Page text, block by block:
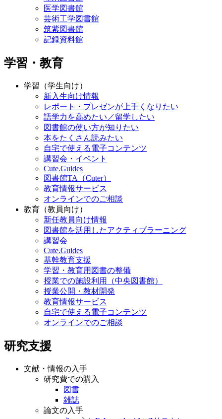
医学図書館
芸術工学図書館
筑紫図書館
記録資料館
学習・教育
学習（学生向け）
新入生向け情報
レポート・プレゼンが上手くなりたい
語学力を高めたい／留学したい
図書館の使い方が知りたい
本をたくさん読みたい
自宅で使える電子コンテンツ
講習会・イベント
Cute.Guides
図書館TA（Cuter）
教育情報サービス
オンラインでのご相談
教育（教員向け）
新任教員向け情報
図書館を活用したアクティブラーニング
講習会
Cute.Guides
基幹教育支援
学習・教育用図書の整備
授業での施設利用（中央図書館）
授業公開・教材開発
教育情報サービス
自宅で使える電子コンテンツ
オンラインでのご相談
研究支援
文献・情報の入手
研究費での購入
図書
雑誌
論文の入手